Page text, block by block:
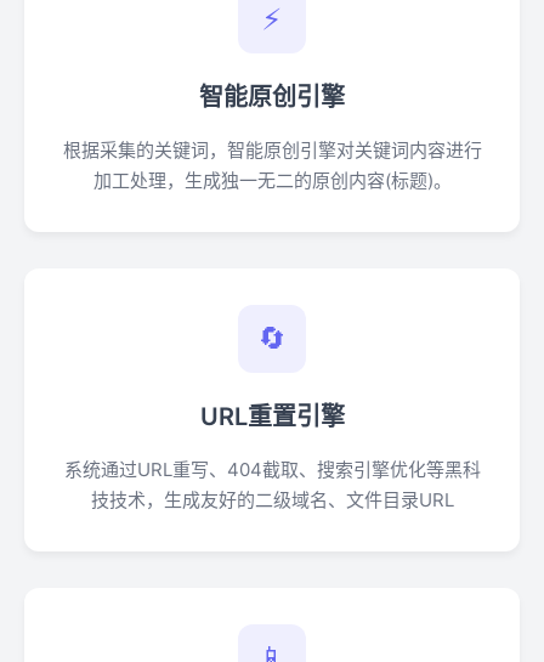
⚡
智能原创引擎
根据采集的关键词，智能原创引擎对关键词内容进行
加工处理，生成独一无二的原创内容(标题)。
🔄
URL重置引擎
系统通过URL重写、404截取、搜索引擎优化等黑科
技技术，生成友好的二级域名、文件目录URL